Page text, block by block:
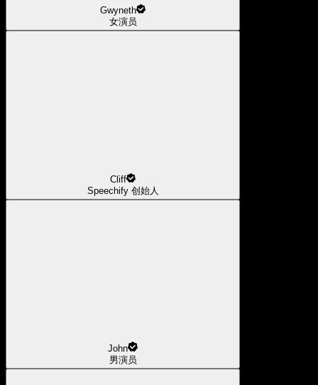
Gwyneth
女演员
Cliff
Speechify 创始人
John
男演员